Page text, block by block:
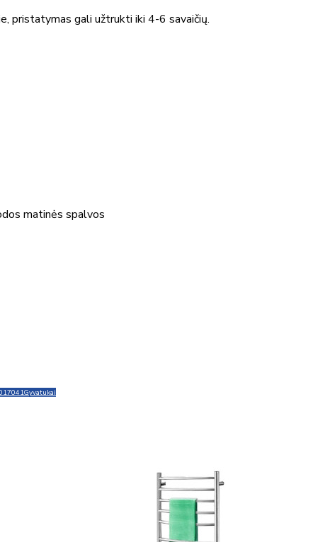
pristatymas gali užtrukti iki 4-6 savaičių.
matinės spalvos
Gyvatukai